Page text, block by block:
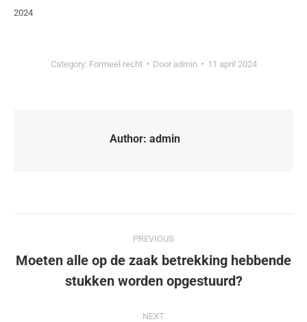
2024
Category: Formeel recht Door admin 11 april 2024
Author: admin
PREVIOUS
Moeten alle op de zaak betrekking hebbende
stukken worden opgestuurd?
NEXT